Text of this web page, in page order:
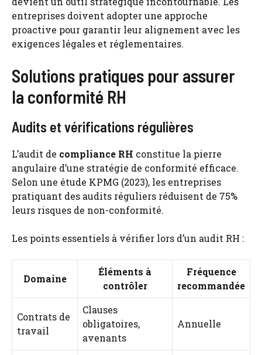
entreprises doivent adopter une approche
proactive pour garantir leur alignement avec les
exigences légales et réglementaires.
Solutions pratiques pour assurer
la conformité RH
Audits et vérifications régulières
L’audit de compliance RH constitue la pierre
angulaire d’une stratégie de conformité efficace.
Selon une étude KPMG (2023), les entreprises
pratiquant des audits réguliers réduisent de 75%
leurs risques de non-conformité.
Les points essentiels à vérifier lors d’un audit RH :
Domaine
Éléments à
contrôler
Fréquence
recommandée
Contrats de
travail
Clauses
obligatoires,
avenants
Annuelle